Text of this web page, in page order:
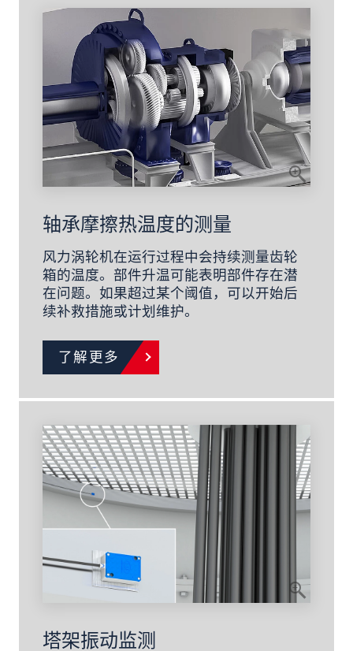
轴承摩擦热温度的测量
风力涡轮机在运行过程中会持续测量齿轮
箱的温度。部件升温可能表明部件存在潜
在问题。如果超过某个阈值，可以开始后
续补救措施或计划维护。
了解更多
塔架振动监测